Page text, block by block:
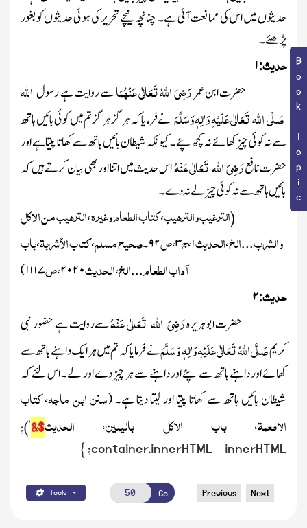
Book Topic
حدیثوں میں اس کی ممانعت آئی ہے۔ چنانچہ نیچے تحریر کی ہوئی حدیثوں کو بغور
پڑھئے۔
حدیث:۱
حضرت ابن عمررَضِیَ اللہُ تَعَالٰی عَنْہُمَاسے روایت ہے رسولاللہ
صَلَّی اللہ تَعَالٰی عَلَیْہِ وَاٰلِہٖ وَسَلَّمَنے فرمایا کہ ہر گز ہر گز تم میں کوئی بائیں ہاتھ
سے نہ کوئی چیز کھائے نہ کچھ پئے۔ کیونکہ شیطان بائیں ہاتھ سے کھاتا پیتا ہے اور
حضرت نافعرَضِیَ اللہ تَعَالٰی عَنْہُاس حدیث میں اتنا اور بھی بیان کرتے ہیں کہ
بائیں ہاتھ سے نہ کوئی چیز لے نہ دے ۔
(الترغیب والترہیب،کتاب الطعام وغیرہ،الترہیب من الاکل
والشرب...الخ،الحدیث۱،ج۳،ص۹۲۔صحیح مسلم،کتاب الأشربۃ،باب
آداب الطعام...الخ،الحدیث۲۰۲۰،ص۱۱۱۷)
حدیث:۲
حضرت ابوہریرہرَضِیَ اللہ تَعَالٰی عَنْہُسے روایت ہے حضور نبی
کریمصَلَّی اللہُ تَعَالٰی عَلَیْہِ وَاٰلِہٖ وَسَلَّمَنے فرمایا کہ تم میں ہر ایک داہنے ہاتھ سے
کھائے اور داہنے ہاتھ سے پئے اور داہنے سے ہر چیز دے اور لے۔ اس لئے کہ
شیطان بائیں ہاتھ سے کھاتا پیتا اور لیتا دیتا ہے۔(سنن ابن ماجہ،کتاب
الاطعمۃ،باب الاکل بالیمین، الحدیث$&
');
container.innerHTML = innerHTML; }
Tools Go Previous Next